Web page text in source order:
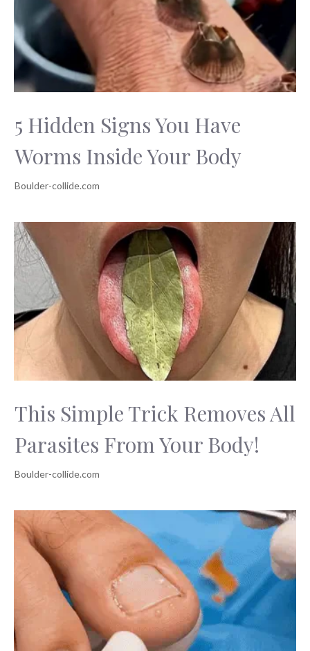
5 Hidden Signs You Have
Worms Inside Your Body
This Simple Trick Removes All
Parasites From Your Body!